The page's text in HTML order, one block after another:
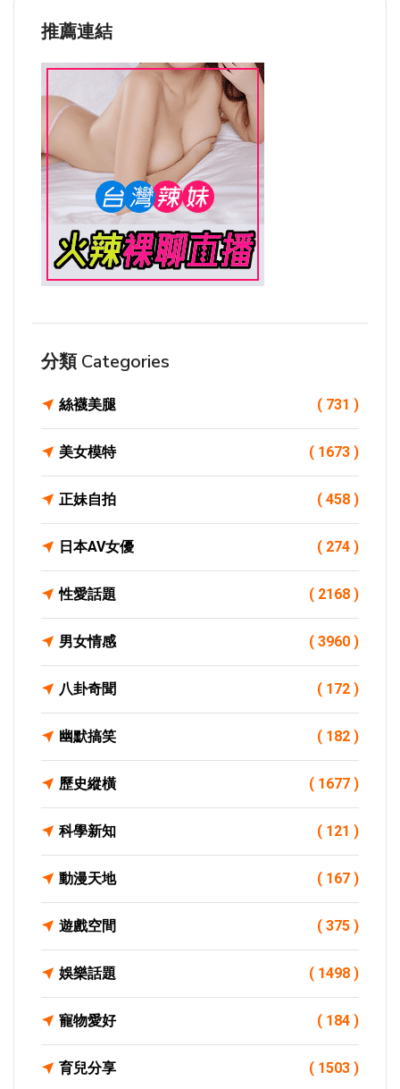
推薦連結
分類 Categories
絲襪美腿 ( 731 )
美女模特 ( 1673 )
正妹自拍 ( 458 )
日本AV女優 ( 274 )
性愛話題 ( 2168 )
男女情感 ( 3960 )
八卦奇聞 ( 172 )
幽默搞笑 ( 182 )
歷史縱橫 ( 1677 )
科學新知 ( 121 )
動漫天地 ( 167 )
遊戲空間 ( 375 )
娛樂話題 ( 1498 )
寵物愛好 ( 184 )
育兒分享 ( 1503 )